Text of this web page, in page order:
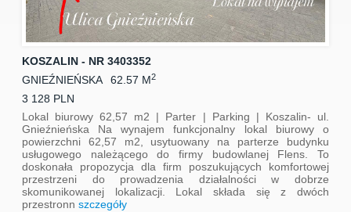
KOSZALIN - NR 3403352
GNIEŹNIEŃSKA
62.57 M2
3 128 PLN
Lokal biurowy 62,57 m2 | Parter | Parking | Koszalin- ul.
Gnieźnieńska Na wynajem funkcjonalny lokal biurowy o
powierzchni 62,57 m2, usytuowany na parterze budynku
usługowego należącego do firmy budowlanej Flens. To
doskonała propozycja dla firm poszukujących komfortowej
przestrzeni do prowadzenia działalności w dobrze
skomunikowanej lokalizacji. Lokal składa się z dwóch
przestronnszczegóły